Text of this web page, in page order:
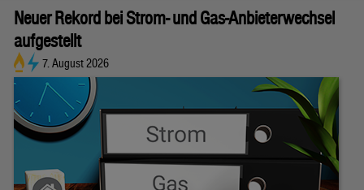
Neuer Rekord bei Strom- und Gas-Anbieterwechsel
aufgestellt
7. August 2026